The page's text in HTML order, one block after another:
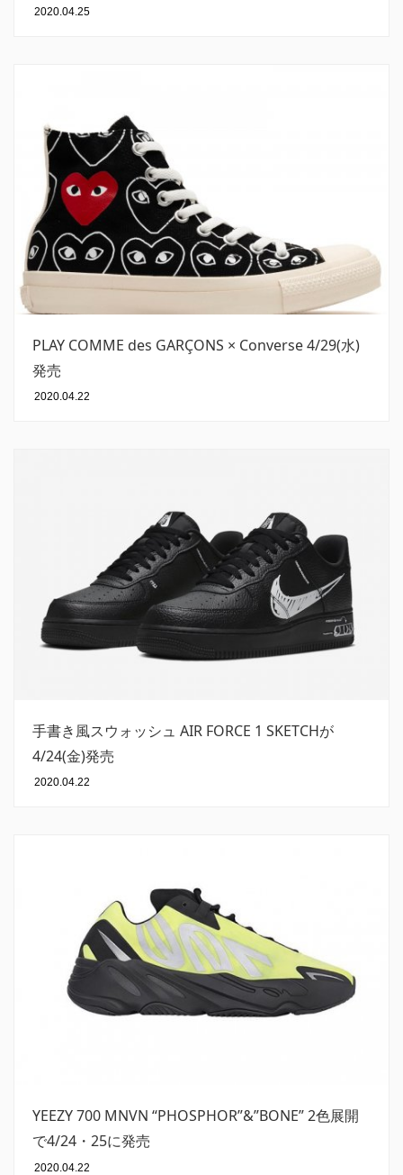
2020.04.25
PLAY COMME des GARÇONS × Converse 4/29(水)
発売
2020.04.22
手書き風スウォッシュ AIR FORCE 1 SKETCHが
4/24(金)発売
2020.04.22
YEEZY 700 MNVN “PHOSPHOR”&”BONE” 2色展開
で4/24・25に発売
2020.04.22